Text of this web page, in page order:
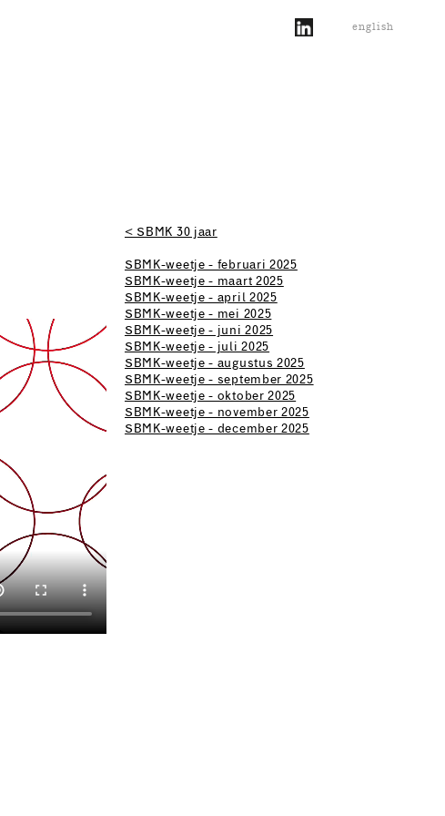
english
< SBMK 30 jaar
SBMK-weetje - februari 2025
SBMK-weetje - maart 2025
SBMK-weetje - april 2025
SBMK-weetje - mei 2025
SBMK-weetje - juni 2025
SBMK-weetje - juli 2025
SBMK-weetje - augustus 2025
SBMK-weetje - september 2025
SBMK-weetje - oktober 2025
SBMK-weetje - november 2025
SBMK-weetje - december 2025